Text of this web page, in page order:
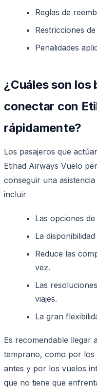
Reglas de
Restricciones
Penalidades
¿Cuáles son los
conectar con
rápidamente?
Los pasajeros que
Etihad Airways Vuelo
conseguir una
incluir
Las opciones
La
Reduce las
vez.
Las
viajes.
La gran
Es recomendable llegar
temprano, como por los
antes y por los vuelos
que no tiene que